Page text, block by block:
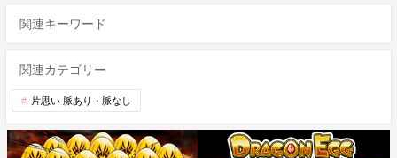
関連キーワード
関連カテゴリー
片思い 脈あり・脈なし